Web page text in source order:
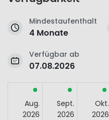
Mindestaufenthalt
4 Monate
Verfügbar ab
07.08.2026
Aug.
2026
Sept.
2026
Okt.
2026